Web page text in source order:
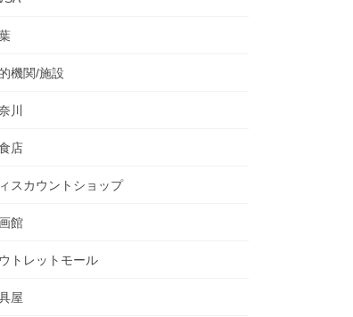
機関/施設
川
店
スカウントショップ
館
トレットモール
屋